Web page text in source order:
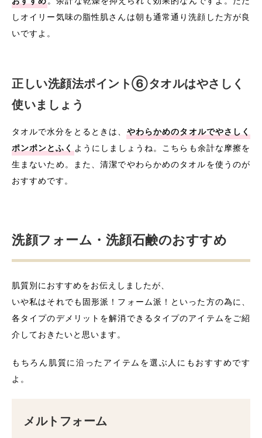
しオイリー気味の脂性肌さんは朝も通常通り洗顔した方が良
いですよ。
正しい洗顔法ポイント⑥タオルはやさしく
使いましょう
タオルで水分をとるときは、 やわらかめのタオルでやさしく
ポンポンとふく ようにしましょうね。こちらも余計な摩擦を
生まないため。また、清潔でやわらかめのタオルを使うのが
おすすめです。
洗顔フォーム・洗顔石鹸のおすすめ
肌質別におすすめをお伝えしましたが、
いや私はそれでも固形派！フォーム派！といった方の為に、
各タイプのデメリットを解消できるタイプのアイテムをご紹
介しておきたいと思います。
もちろん肌質に沿ったアイテムを選ぶ人にもおすすめです
よ。
メルトフォーム